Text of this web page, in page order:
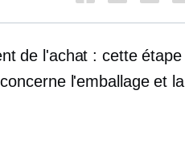
de l'achat : cette étape
l'emballage et la